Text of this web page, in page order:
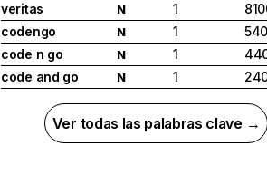
veritas
N 1
codengo
N 1
code n go
N 1
code and go
N 1
Ver todas las palabras clave →